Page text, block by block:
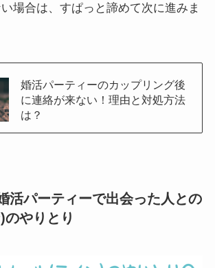
場合は、すぱっと諦めて次に進みま
婚活パーティーのカップリング後
に連絡が来ない！理由と対処方法
は？
活パーティーで出会った人との
のやりとり